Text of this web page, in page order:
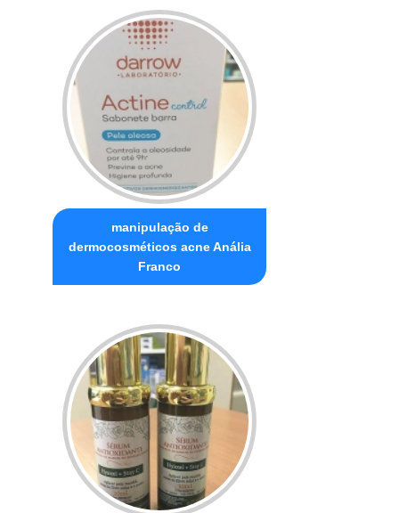
manipulação de
dermocosméticos acne Anália
Franco